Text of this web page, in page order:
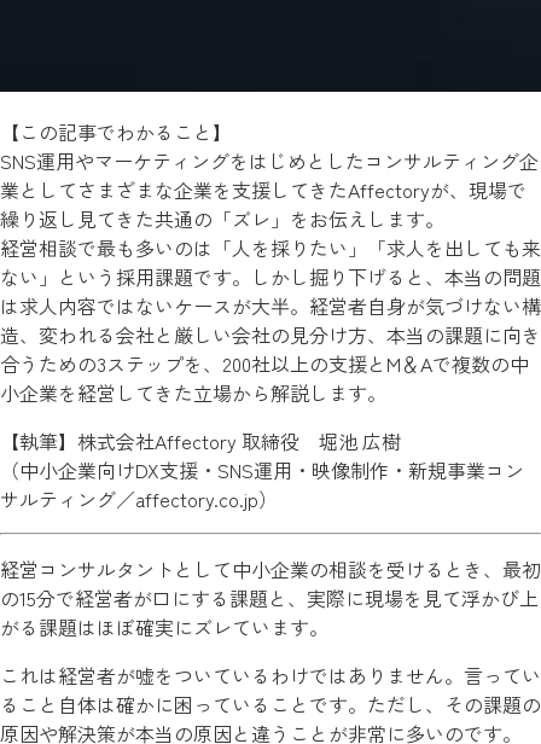
【この記事でわかること】
SNS運用やマーケティングをはじめとしたコンサルティング企
業としてさまざまな企業を支援してきたAffectoryが、現場で
繰り返し見てきた共通の「ズレ」をお伝えします。
経営相談で最も多いのは「人を採りたい」「求人を出しても来
ない」という採用課題です。しかし掘り下げると、本当の問題
は求人内容ではないケースが大半。経営者自身が気づけない構
造、変われる会社と厳しい会社の見分け方、本当の課題に向き
合うための3ステップを、200社以上の支援とM＆Aで複数の中
小企業を経営してきた立場から解説します。
【執筆】株式会社Affectory 取締役 堀池 広樹
（中小企業向けDX支援・SNS運用・映像制作・新規事業コン
サルティング／affectory.co.jp）
経営コンサルタントとして中小企業の相談を受けるとき、最初
の15分で経営者が口にする課題と、実際に現場を見て浮かび上
がる課題はほぼ確実にズレています。
これは経営者が嘘をついているわけではありません。言ってい
ること自体は確かに困っていることです。ただし、その課題の
原因や解決策が本当の原因と違うことが非常に多いのです。